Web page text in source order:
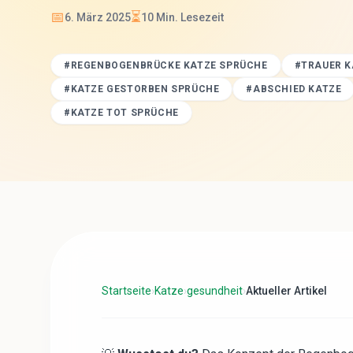
📅6. März 2025⏳10 Min. Lesezeit
# REGENBOGENBRÜCKE KATZE SPRÜCHE #TRAUER
# KATZE GESTORBEN SPRÜCHE #ABSCHIED KATZE
# KATZE TOT SPRÜCHE
Startseite›Katze›gesundheit›Aktueller Artikel